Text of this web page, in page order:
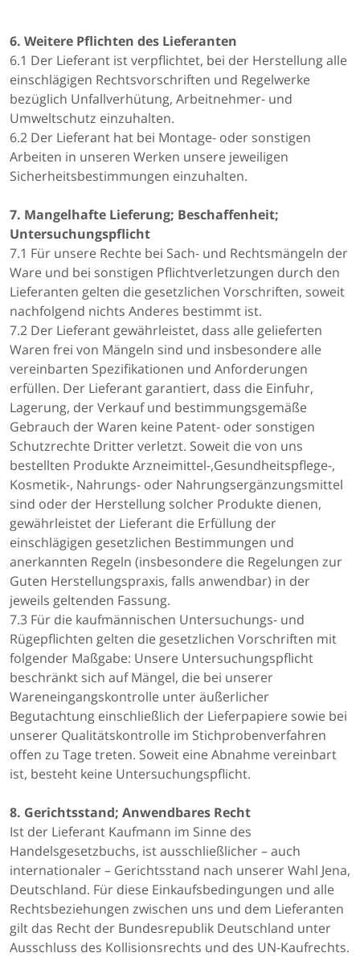
6. Weitere Pflichten des Lieferanten
6.1 Der Lieferant ist verpflichtet, bei der Herstellung alle
einschlägigen Rechtsvorschriften und Regelwerke
bezüglich Unfallverhütung, Arbeitnehmer- und
Umweltschutz einzuhalten.
6.2 Der Lieferant hat bei Montage- oder sonstigen
Arbeiten in unseren Werken unsere jeweiligen
Sicherheitsbestimmungen einzuhalten.
7. Mangelhafte Lieferung; Beschaffenheit;
Untersuchungspflicht
7.1 Für unsere Rechte bei Sach- und Rechtsmängeln der
Ware und bei sonstigen Pflichtverletzungen durch den
Lieferanten gelten die gesetzlichen Vorschriften, soweit
nachfolgend nichts Anderes bestimmt ist.
7.2 Der Lieferant gewährleistet, dass alle gelieferten
Waren frei von Mängeln sind und insbesondere alle
vereinbarten Spezifikationen und Anforderungen
erfüllen. Der Lieferant garantiert, dass die Einfuhr,
Lagerung, der Verkauf und bestimmungsgemäße
Gebrauch der Waren keine Patent- oder sonstigen
Schutzrechte Dritter verletzt. Soweit die von uns
bestellten Produkte Arzneimittel-,Gesundheitspflege-,
Kosmetik-, Nahrungs- oder Nahrungsergänzungsmittel
sind oder der Herstellung solcher Produkte dienen,
gewährleistet der Lieferant die Erfüllung der
einschlägigen gesetzlichen Bestimmungen und
anerkannten Regeln (insbesondere die Regelungen zur
Guten Herstellungspraxis, falls anwendbar) in der
jeweils geltenden Fassung.
7.3 Für die kaufmännischen Untersuchungs- und
Rügepflichten gelten die gesetzlichen Vorschriften mit
folgender Maßgabe: Unsere Untersuchungspflicht
beschränkt sich auf Mängel, die bei unserer
Wareneingangskontrolle unter äußerlicher
Begutachtung einschließlich der Lieferpapiere sowie bei
unserer Qualitätskontrolle im Stichprobenverfahren
offen zu Tage treten. Soweit eine Abnahme vereinbart
ist, besteht keine Untersuchungspflicht.
8. Gerichtsstand; Anwendbares Recht
Ist der Lieferant Kaufmann im Sinne des
Handelsgesetzbuchs, ist ausschließlicher – auch
internationaler – Gerichtsstand nach unserer Wahl Jena,
Deutschland. Für diese Einkaufsbedingungen und alle
Rechtsbeziehungen zwischen uns und dem Lieferanten
gilt das Recht der Bundesrepublik Deutschland unter
Ausschluss des Kollisionsrechts und des UN-Kaufrechts.